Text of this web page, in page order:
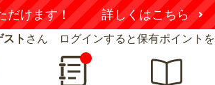
だけます！ 詳しくはこちら
スト さん ログインすると保有ポイントを